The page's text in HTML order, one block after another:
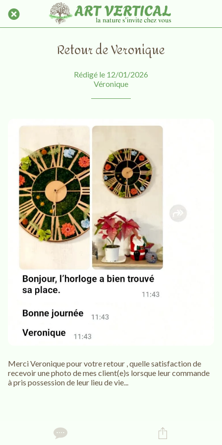
Retour de Veronique
Rédigé le 12/01/2026
Véronique
Merci Veronique pour votre retour , quelle satisfaction de
recevoir une photo de mes client(e)s lorsque leur commande
à pris possession de leur lieu de vie...